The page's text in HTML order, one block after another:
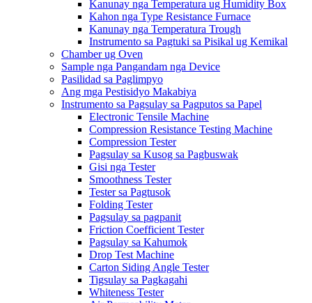
Kanunay nga Temperatura ug Humidity Box
Kahon nga Type Resistance Furnace
Kanunay nga Temperatura Trough
Instrumento sa Pagtuki sa Pisikal ug Kemikal
Chamber ug Oven
Sample nga Pangandam nga Device
Pasilidad sa Paglimpyo
Ang mga Pestisidyo Makabiya
Instrumento sa Pagsulay sa Pagputos sa Papel
Electronic Tensile Machine
Compression Resistance Testing Machine
Compression Tester
Pagsulay sa Kusog sa Pagbuswak
Gisi nga Tester
Smoothness Tester
Tester sa Pagtusok
Folding Tester
Pagsulay sa pagpanit
Friction Coefficient Tester
Pagsulay sa Kahumok
Drop Test Machine
Carton Siding Angle Tester
Tigsulay sa Pagkagahi
Whiteness Tester